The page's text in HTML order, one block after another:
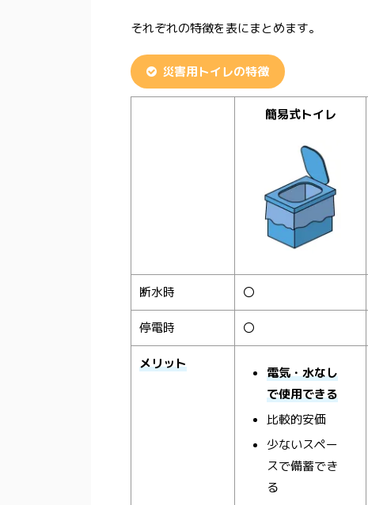
それぞれの特徴を表にまとめます。
災害用トイレの特徴
簡易式トイレ
断水時 〇
停電時 〇
メリット
電気・水なし
で使用できる
比較的安価
少ないスペー
スで備蓄でき
る